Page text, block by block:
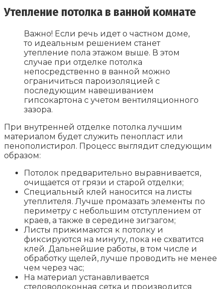
Утепление потолка в ванной комнате
Важно! Если речь идет о частном доме,
то идеальным решением станет
утепление пола этажом выше. В этом
случае при отделке потолка
непосредственно в ванной можно
ограничиться пароизоляцией с
последующим навешиванием
гипсокартона с учетом вентиляционного
зазора.
При внутренней отделке потолка лучшим
материалом будет служить пенопласт или
пенополистирол. Процесс выглядит следующим
образом:
Потолок предварительно выравнивается,
очищается от грязи и старой отделки;
Специальный клей наносится на листы
утеплителя. Лучше промазать элементы по
периметру с небольшим отступлением от
краев, а также в середине зигзагом;
Листы прижимаются к потолку и
фиксируются на минуту, пока не схватится
клей. Дальнейшие работы, в том числе и
обработку щелей, лучше проводить не менее
чем через час;
На материал устанавливается
стеловолоконная сетка и производится